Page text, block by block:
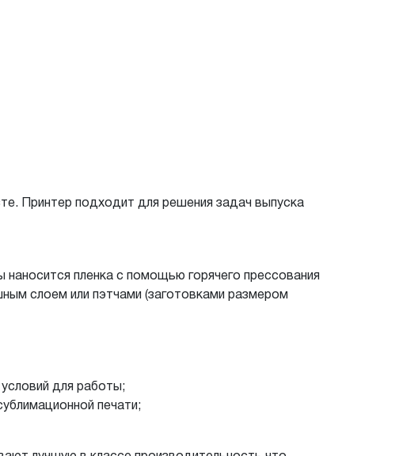
Принтер подходит для решения задач выпуска
пленка с помощью горячего прессования
слоем или пэтчами (заготовками размером
для работы;
печати;